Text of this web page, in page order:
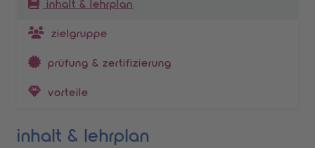
inhalt & lehrplan
zielgruppe
prüfung & zertifizierung
vorteile
inhalt & lehrplan